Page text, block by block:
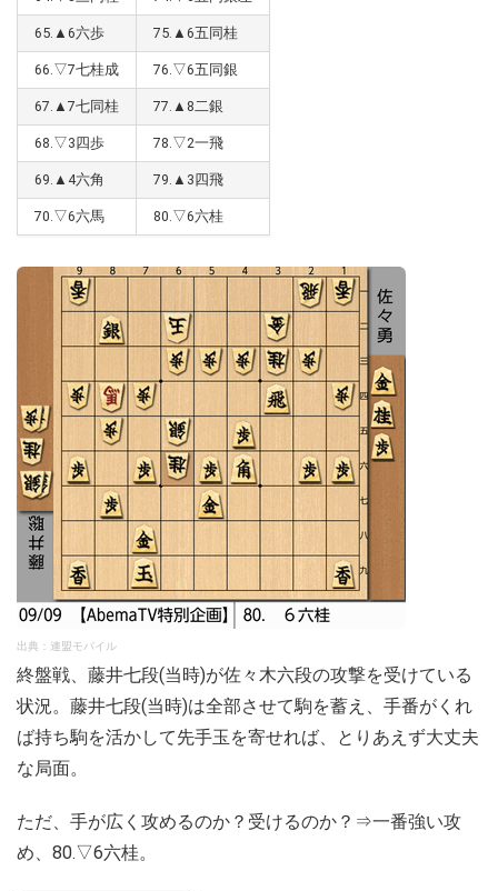
65.▲6六歩 75.▲6五同桂
66.▽7七桂成 76.▽6五同銀
67.▲7七同桂 77.▲8二銀
68.▽3四歩 78.▽2一飛
69.▲4六角 79.▲3四飛
70.▽6六馬 80.▽6六桂
出典：連盟モバイル
終盤戦、藤井七段(当時)が佐々木六段の攻撃を受けている
状況。藤井七段(当時)は全部させて駒を蓄え、手番がくれ
ば持ち駒を活かして先手玉を寄せれば、とりあえず大丈夫
な局面。
ただ、手が広く攻めるのか？受けるのか？⇒一番強い攻
め、80.▽6六桂。